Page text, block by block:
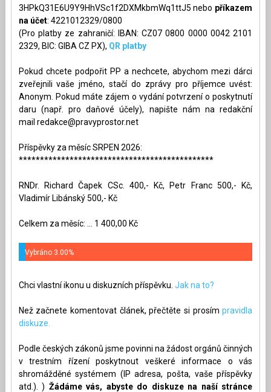
3HPkQ31E6U9Y9HhVSc1f2DXMkbmWq1ttJ5 nebo příkazem
na účet: 4221012329/0800
(Pro platby ze zahraničí: IBAN: CZ07 0800 0000 0042 2101
2329, BIC: GIBA CZ PX), QR platby
Pokud chcete podpořit PP a nechcete, abychom mezi dárci
zveřejnili vaše jméno, stačí do zprávy pro příjemce uvést:
Anonym. Pokud máte zájem o vydání potvrzení o poskytnutí
daru (např. pro daňové účely), napište nám na redakční
mail redakce@pravyprostor.net
Příspěvky za měsíc SRPEN 2026:
**********************************************
RNDr. Richard Čapek CSc. 400,- Kč, Petr Franc 500,- Kč,
Vladimír Libánský 500,- Kč
Celkem za měsíc: ... 1 400,00 Kč
Vybráno 3.00%
Chci vlastní ikonu u diskuzních příspěvku. Jak na to?
Než začnete komentovat článek, přečtěte si prosímpravidla
diskuze.
Podle českých zákonů jsme povinni na žádost orgánů činných
v trestním řízení poskytnout veškeré informace o vás
shromážděné systémem (IP adresa, pošta, vaše příspěvky
atd.). ) Žádáme vás, abyste do diskuze na naší stránce